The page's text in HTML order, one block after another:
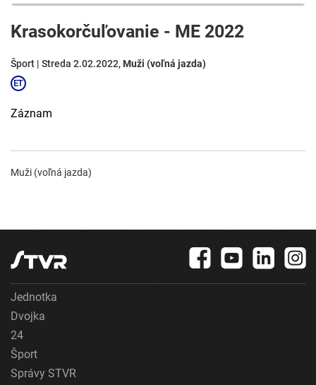
Krasokorčuľovanie - ME 2022
Šport | Streda 2.02.2022, Muži (voľná jazda)
Záznam
Muži (voľná jazda)
Jednotka
Dvojka
24
Šport
Správy STVR